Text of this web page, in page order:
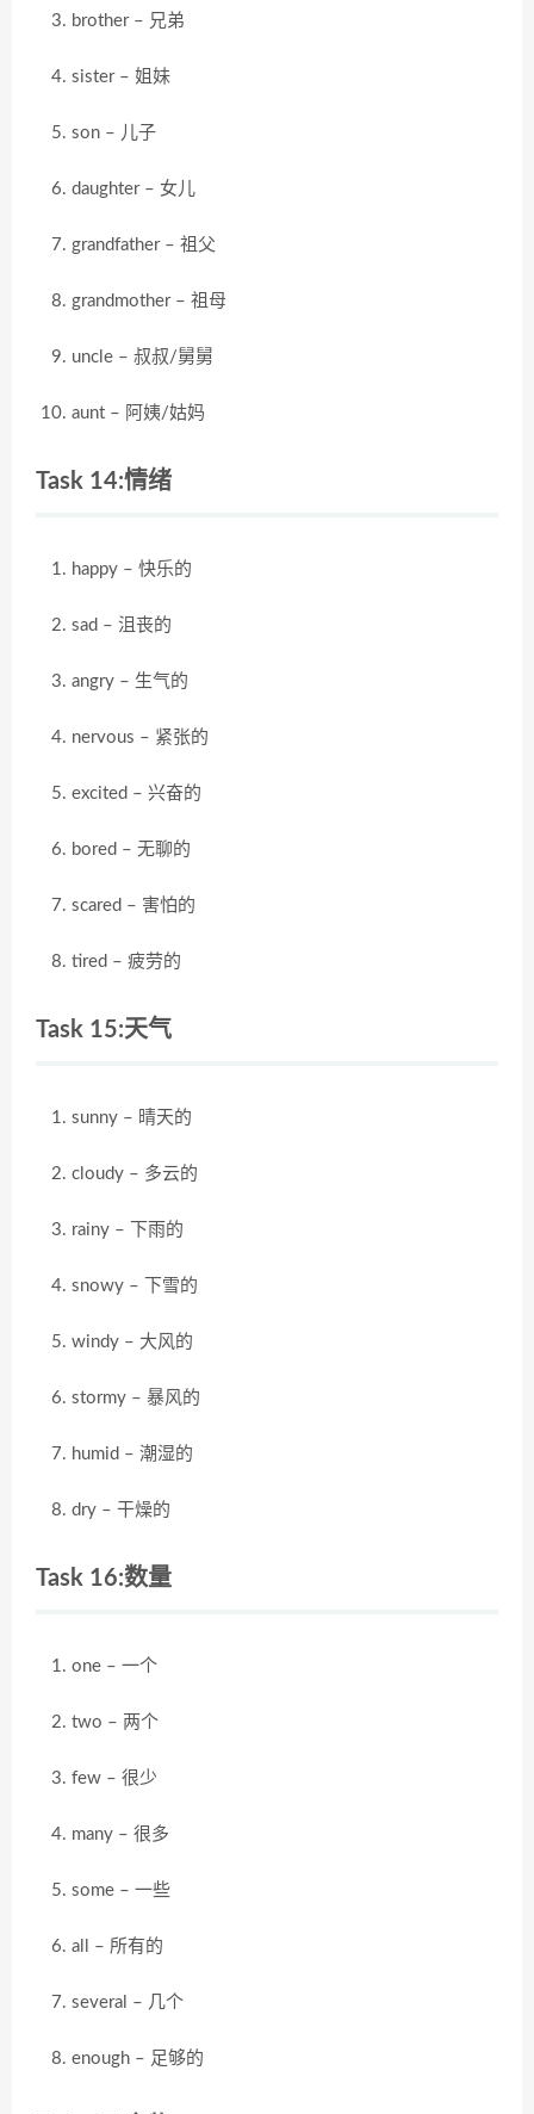
brother – 兄弟
sister – 姐妹
son – 儿子
daughter – 女儿
grandfather – 祖父
grandmother – 祖母
uncle – 叔叔/舅舅
aunt – 阿姨/姑妈
Task 14:情绪
happy – 快乐的
sad – 沮丧的
angry – 生气的
nervous – 紧张的
excited – 兴奋的
bored – 无聊的
scared – 害怕的
tired – 疲劳的
Task 15:天气
sunny – 晴天的
cloudy – 多云的
rainy – 下雨的
snowy – 下雪的
windy – 大风的
stormy – 暴风的
humid – 潮湿的
dry – 干燥的
Task 16:数量
one – 一个
two – 两个
few – 很少
many – 很多
some – 一些
all – 所有的
several – 几个
enough – 足够的